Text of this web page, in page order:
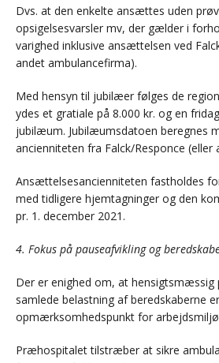
Dvs. at den enkelte ansættes uden
opsigelsesvarsler mv, der gælder i
varighed inklusive ansættelsen ved
andet ambulancefirma).
Med hensyn til jubilæer følges de
ydes et gratiale på 8.000 kr. og en
jubilæum. Jubilæumsdatoen beregnes
ancienniteten fra Falck/Responce (eller
Ansættelsesancienniteten fastholdes
med tidligere hjemtagninger og den
pr. 1. december 2021.
4. Fokus på pauseafvikling og
Der er enighed om, at hensigtsmæssig
samlede belastning af beredskaberne
opmærksomhedspunkt for
Præhospitalet tilstræber at sikre